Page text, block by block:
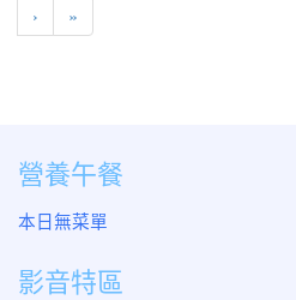
› 下一頁
»
營養午餐
本日無菜單
影音特區